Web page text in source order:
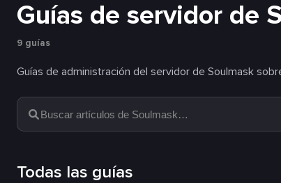
Guías de servidor de
9 guías
Guías de administración del servidor de Soulmask
Todas las guías